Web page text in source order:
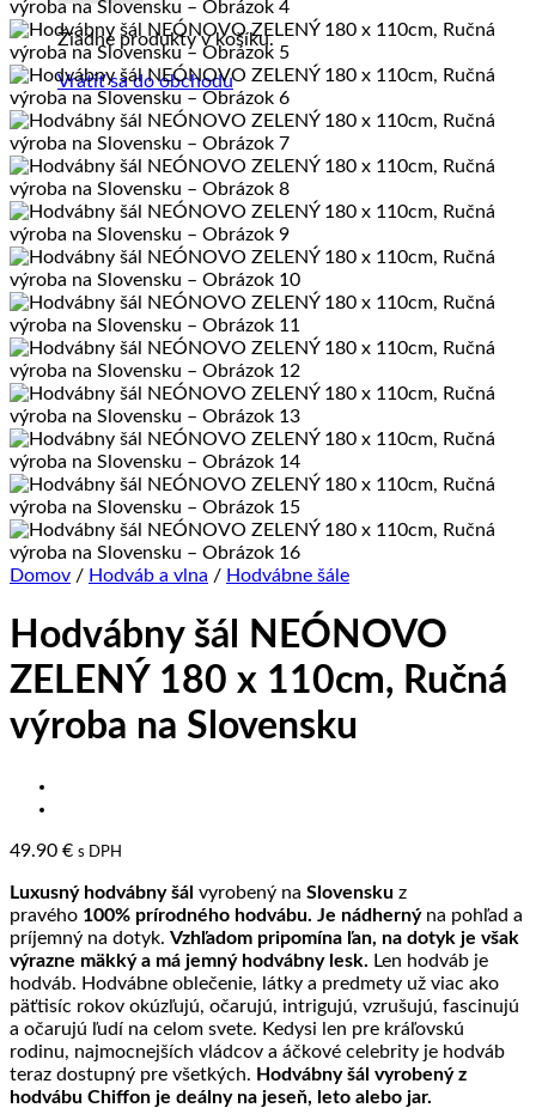
Žiadne produkty v košíku.
Vrátiť sa do obchodu
Domov / Hodváb a vlna / Hodvábne šále
Hodvábny šál NEÓNOVO
ZELENÝ 180 x 110cm, Ručná
výroba na Slovensku
49.90 € s DPH
Luxusný hodvábny šál vyrobený na Slovensku z
pravého 100% prírodného hodvábu. Je nádherný na pohľad a
príjemný na dotyk. Vzhľadom pripomína ľan, na dotyk je však
výrazne mäkký a má jemný hodvábny lesk. Len hodváb je
hodváb. Hodvábne oblečenie, látky a predmety už viac ako
päťtisíc rokov okúzľujú, očarujú, intrigujú, vzrušujú, fascinujú
a očarujú ľudí na celom svete. Kedysi len pre kráľovskú
rodinu, najmocnejších vládcov a áčkové celebrity je hodváb
teraz dostupný pre všetkých. Hodvábny šál vyrobený z
hodvábu Chiffon je deálny na jeseň, leto alebo jar.